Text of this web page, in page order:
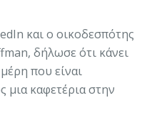
και ο οικοδεσπότης
δήλωσε ότι κάνει
που είναι
μια καφετέρια στην